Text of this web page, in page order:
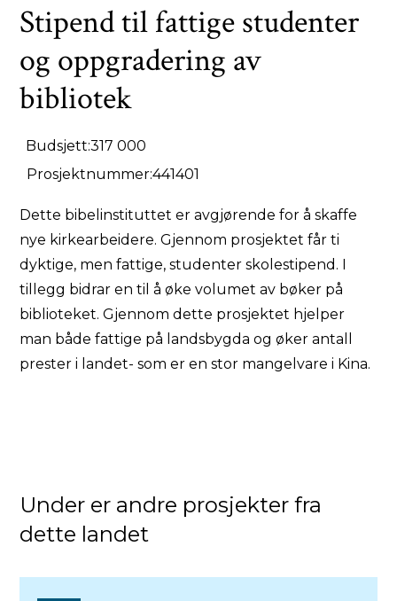
Stipend til fattige studenter
og oppgradering av
bibliotek
Budsjett:317 000
Prosjektnummer:441401
Dette bibelinstituttet er avgjørende for å skaffe
nye kirkearbeidere. Gjennom prosjektet får ti
dyktige, men fattige, studenter skolestipend. I
tillegg bidrar en til å øke volumet av bøker på
biblioteket. Gjennom dette prosjektet hjelper
man både fattige på landsbygda og øker antall
prester i landet- som er en stor mangelvare i Kina.
Under er andre prosjekter fra
dette landet